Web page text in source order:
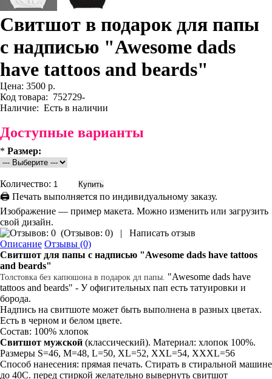
Свитшот в подарок для папы
с надписью "Awesome dads
have tattoos and beards"
Цена: 3500 р.
Код товара: 752729-
Наличие: Есть в наличии
Доступные варианты
* Размер:
Количество:
🖨 Печать выполняется по индивидуальному заказу.
Изображение — пример макета. Можно изменить или загрузить
свой дизайн.
(Отзывов: 0) |
Написать отзыв
Описание Отзывы (0)
Свитшот для папы с надписью "Awesome dads have tattoos
and beards"
Толстовка без капюшона в подарок дл папы. "Awesome dads have
tattoos and beards" - У офигительных пап есть татуировки и
борода.
Надпись на свитшоте может быть выполнена в разных цветах.
Есть в черном и белом цвете.
Состав: 100% хлопок
Свитшот мужской (классический). Материал: хлопок 100%.
Размеры S=46, M=48, L=50, XL=52, XXL=54, XXXL=56
Способ нанесения: прямая печать. Стирать в стиральной машине
до 40С. перед стиркой желательно вывернуть свитшот